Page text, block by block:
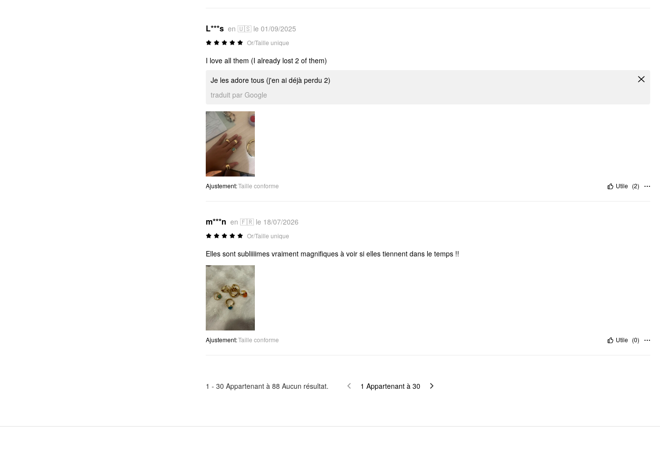
L***s en 🇺🇸 le 01/09/2025
Or/Taille unique
I love all them (I already lost 2 of them)
Je les adore tous (j'en ai déjà perdu 2)
traduit par Google
Ajustement:Taille conforme Utile (2)
m***n en 🇫🇷 le 18/07/2026
Or/Taille unique
Elles sont subliiiimes vraiment magnifiques à voir si elles tiennent dans le temps !!
Ajustement:Taille conforme Utile (0)
1 - 30 Appartenant à 88 Aucun résultat. 1 Appartenant à 30